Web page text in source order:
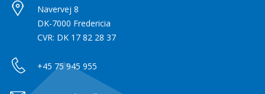
Navervej 8
DK-7000 Fredericia
CVR: DK 17 82 28 37
+45 75 945 955